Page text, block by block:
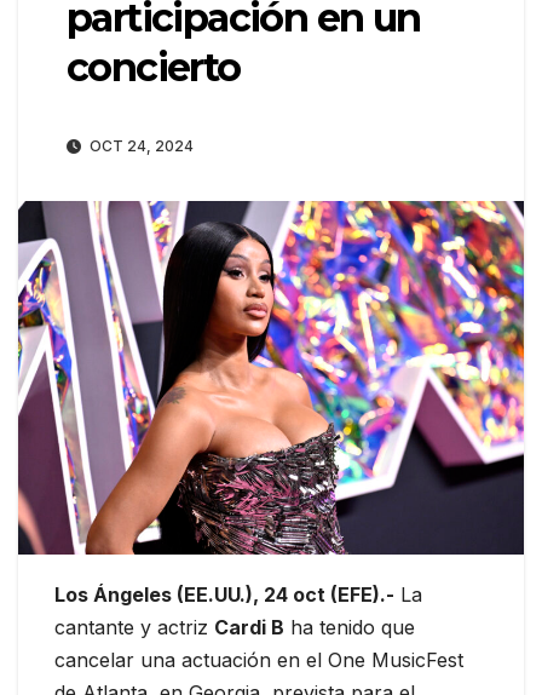
participación en un
concierto
OCT 24, 2024
Los Ángeles (EE.UU.), 24 oct (EFE).- La
cantante y actriz Cardi B ha tenido que
cancelar una actuación en el One MusicFest